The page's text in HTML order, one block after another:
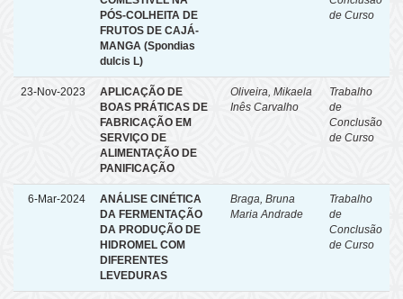
PÓS-COLHEITA DE
FRUTOS DE CAJÁ-
MANGA (Spondias
dulcis L)
de Curso
23-Nov-2023
APLICAÇÃO DE
BOAS PRÁTICAS DE
FABRICAÇÃO EM
SERVIÇO DE
ALIMENTAÇÃO DE
PANIFICAÇÃO
Oliveira, Mikaela
Inês Carvalho
Trabalho
de
Conclusão
de Curso
6-Mar-2024
ANÁLISE CINÉTICA
DA FERMENTAÇÃO
DA PRODUÇÃO DE
HIDROMEL COM
DIFERENTES
LEVEDURAS
Braga, Bruna
Maria Andrade
Trabalho
de
Conclusão
de Curso